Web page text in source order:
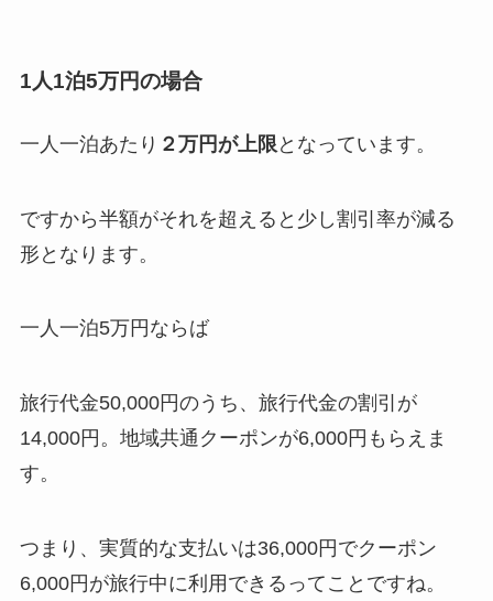
1人1泊5万円の場合
一人一泊あたり ２万円が上限 となっています。
ですから半額がそれを超えると少し割引率が減る
形となります。
一人一泊5万円ならば
旅行代金50,000円のうち、旅行代金の割引が
14,000円。地域共通クーポンが6,000円もらえま
す。
つまり、実質的な支払いは36,000円でクーポン
6,000円が旅行中に利用できるってことですね。